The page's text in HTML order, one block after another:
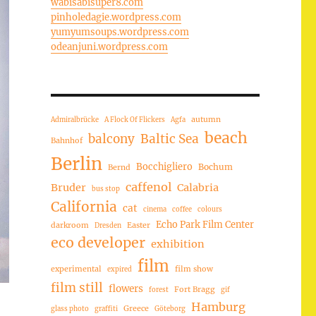
pinholedagie.wordpress.com
yumyumsoups.wordpress.com
odeanjuni.wordpress.com
Admiralbrücke A Flock Of Flickers Agfa autumn
Bahnhof balcony Baltic Sea beach
Berlin Bernd Bocchigliero Bochum
Bruder bus stop caffenol Calabria
California cat cinema coffee colours
darkroom Dresden Easter Echo Park Film Center
eco developer exhibition
experimental expired film film show
film still flowers forest Fort Bragg gif
glass photo graffiti Greece Göteborg Hamburg